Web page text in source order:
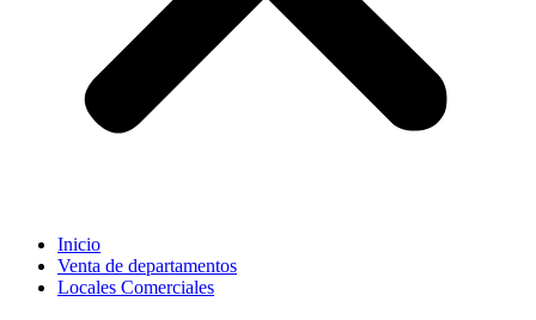
Inicio
Venta de departamentos
Locales Comerciales